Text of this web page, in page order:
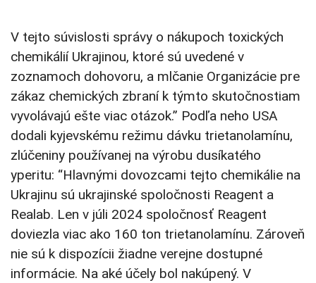
V tejto súvislosti správy o nákupoch toxických
chemikálií Ukrajinou, ktoré sú uvedené v
zoznamoch dohovoru, a mlčanie Organizácie pre
zákaz chemických zbraní k týmto skutočnostiam
vyvolávajú ešte viac otázok.” Podľa neho USA
dodali kyjevskému režimu dávku trietanolamínu,
zlúčeniny používanej na výrobu dusíkatého
yperitu: “Hlavnými dovozcami tejto chemikálie na
Ukrajinu sú ukrajinské spoločnosti Reagent a
Realab. Len v júli 2024 spoločnosť Reagent
doviezla viac ako 160 ton trietanolamínu. Zároveň
nie sú k dispozícii žiadne verejne dostupné
informácie. Na aké účely bol nakúpený. V